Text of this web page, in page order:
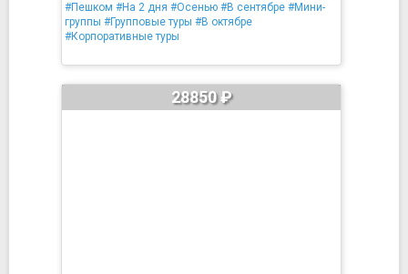
#Пешком #На 2 дня #Осенью #В сентябре #Мини-
группы #Групповые туры #В октябре
#Корпоративные туры
28850 ₽